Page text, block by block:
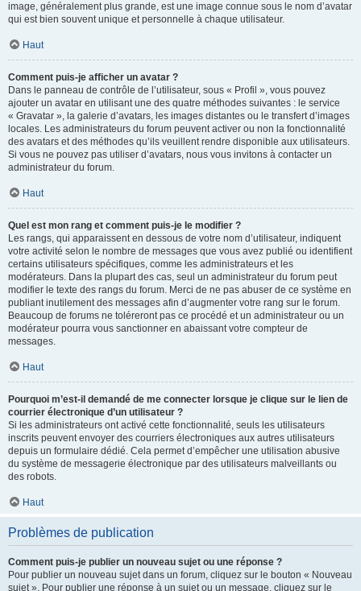
image, généralement plus grande, est une image connue sous le nom d’avatar
qui est bien souvent unique et personnelle à chaque utilisateur.
Haut
Comment puis-je afficher un avatar ?
Dans le panneau de contrôle de l’utilisateur, sous « Profil », vous pouvez
ajouter un avatar en utilisant une des quatre méthodes suivantes : le service
« Gravatar », la galerie d’avatars, les images distantes ou le transfert d’images
locales. Les administrateurs du forum peuvent activer ou non la fonctionnalité
des avatars et des méthodes qu’ils veuillent rendre disponible aux utilisateurs.
Si vous ne pouvez pas utiliser d’avatars, nous vous invitons à contacter un
administrateur du forum.
Haut
Quel est mon rang et comment puis-je le modifier ?
Les rangs, qui apparaissent en dessous de votre nom d’utilisateur, indiquent
votre activité selon le nombre de messages que vous avez publié ou identifient
certains utilisateurs spécifiques, comme les administrateurs et les
modérateurs. Dans la plupart des cas, seul un administrateur du forum peut
modifier le texte des rangs du forum. Merci de ne pas abuser de ce système en
publiant inutilement des messages afin d’augmenter votre rang sur le forum.
Beaucoup de forums ne toléreront pas ce procédé et un administrateur ou un
modérateur pourra vous sanctionner en abaissant votre compteur de
messages.
Haut
Pourquoi m’est-il demandé de me connecter lorsque je clique sur le lien de
courrier électronique d’un utilisateur ?
Si les administrateurs ont activé cette fonctionnalité, seuls les utilisateurs
inscrits peuvent envoyer des courriers électroniques aux autres utilisateurs
depuis un formulaire dédié. Cela permet d’empêcher une utilisation abusive
du système de messagerie électronique par des utilisateurs malveillants ou
des robots.
Haut
Problèmes de publication
Comment puis-je publier un nouveau sujet ou une réponse ?
Pour publier un nouveau sujet dans un forum, cliquez sur le bouton « Nouveau
sujet ». Pour publier une réponse à un sujet ou un message, cliquez sur le